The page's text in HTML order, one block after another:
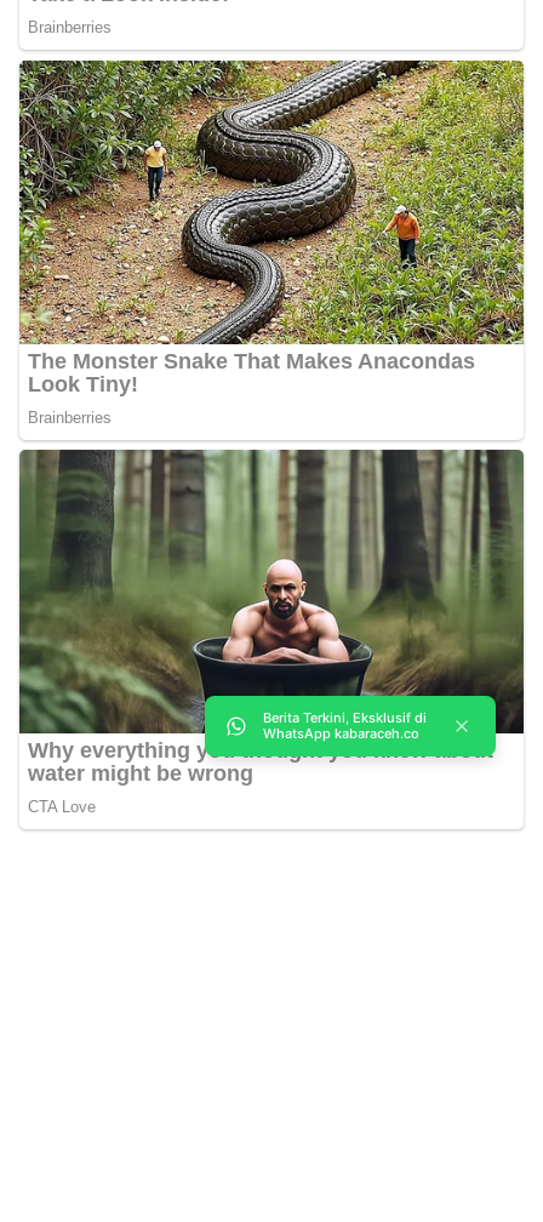
Berita Terkini, Eksklusif di
WhatsApp kabaraceh.co